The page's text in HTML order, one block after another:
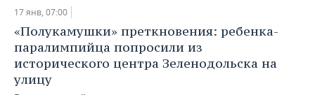
17 янв, 07:00
«Полукамушки» преткновения: ребенка-
паралимпийца попросили из
исторического центра Зеленодольска на
улицу